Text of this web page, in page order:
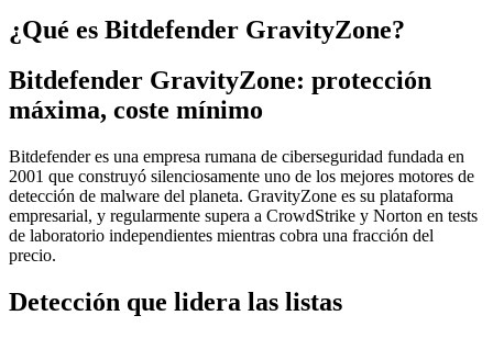
¿Qué es Bitdefender GravityZone?
Bitdefender GravityZone: protección
máxima, coste mínimo
Bitdefender es una empresa rumana de ciberseguridad fundada en
2001 que construyó silenciosamente uno de los mejores motores de
detección de malware del planeta. GravityZone es su plataforma
empresarial, y regularmente supera a CrowdStrike y Norton en tests
de laboratorio independientes mientras cobra una fracción del
precio.
Detección que lidera las listas